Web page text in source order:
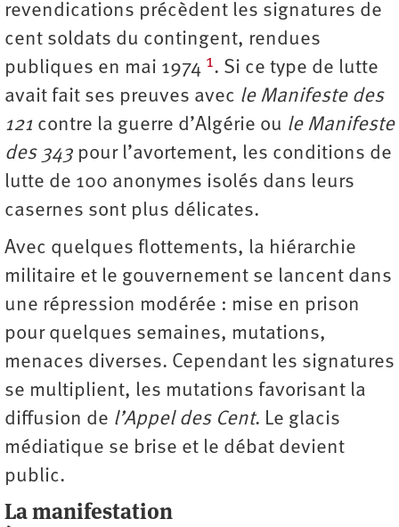
revendications précèdent les signatures de
cent soldats du contingent, rendues
publiques en mai 1974 1. Si ce type de lutte
avait fait ses preuves avec le Manifeste des
121 contre la guerre d’Algérie ou le Manifeste
des 343 pour l’avortement, les conditions de
lutte de 100 anonymes isolés dans leurs
casernes sont plus délicates.
Avec quelques flottements, la hiérarchie
militaire et le gouvernement se lancent dans
une répression modérée : mise en prison
pour quelques semaines, mutations,
menaces diverses. Cependant les signatures
se multiplient, les mutations favorisant la
diffusion de l’Appel des Cent. Le glacis
médiatique se brise et le débat devient
public.
La manifestation